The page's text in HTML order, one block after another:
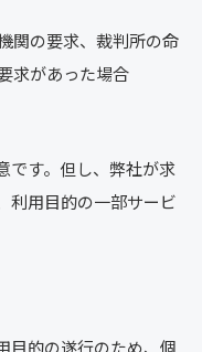
関の要求、裁判所の命
求があった場合
です。但し、弊社が求
利用目的の一部サービ
目的の遂行のため、個